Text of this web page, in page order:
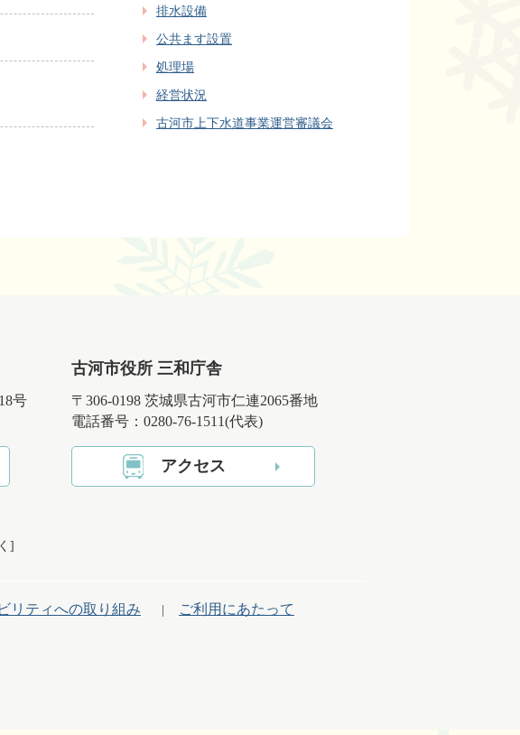
排水設備
公共ます設置
処理場
経営状況
古河市上下水道事業運営審議会
号
古河市役所 三和庁舎
〒306-0198 茨城県古河市仁連2065番地
電話番号：0280-76-1511(代表)
アクセス
]
リティへの取り組み ご利用にあたって